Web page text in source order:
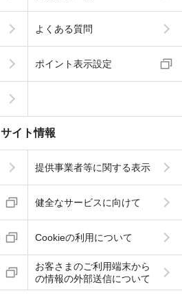
よくある質問
ポイント表示設定
サイト情報
提供事業者等に関する表示
健全なサービスに向けて
Cookieの利用について
お客さまのご利用端末から
の情報の外部送信について